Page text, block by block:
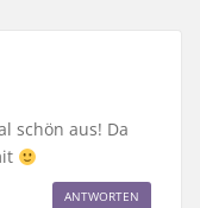
schön aus! Da
ANTWORTEN